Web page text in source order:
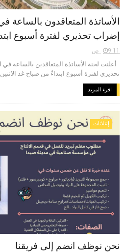
الأساتذة المتعاقدون بالساعة في
إضراب تحذيري لفترة أسبوع
9:11 ص
أعلنت لجنة الأساتذة المتعاقدين بالساعة في
تحذيري لفترة أسبوع ابتداءً من صباح غد الاثنين 7 نيسان 2025، ولغاية ص...
اقرء المزيد
إعلانات
نحن نوظف انضم إلى فريقنا